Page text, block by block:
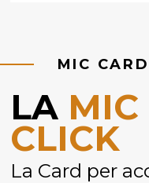
MIC CARD
LA MIC
CLICK
La Card per